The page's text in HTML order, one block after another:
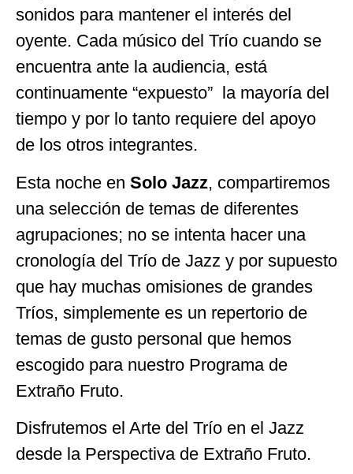
sonidos para mantener el interés del
oyente. Cada músico del Trío cuando se
encuentra ante la audiencia, está
continuamente “expuesto” la mayoría del
tiempo y por lo tanto requiere del apoyo
de los otros integrantes.
Esta noche en Solo Jazz, compartiremos
una selección de temas de diferentes
agrupaciones; no se intenta hacer una
cronología del Trío de Jazz y por supuesto
que hay muchas omisiones de grandes
Tríos, simplemente es un repertorio de
temas de gusto personal que hemos
escogido para nuestro Programa de
Extraño Fruto.
Disfrutemos el Arte del Trío en el Jazz
desde la Perspectiva de Extraño Fruto.